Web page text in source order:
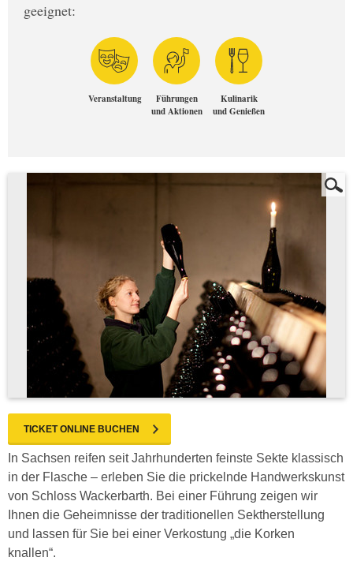
geeignet:
Veranstaltung
Führungen
und Aktionen
Kulinarik
und Genießen
TICKET ONLINE BUCHEN
In Sachsen reifen seit Jahrhunderten feinste Sekte klassisch
in der Flasche – erleben Sie die prickelnde Handwerkskunst
von Schloss Wackerbarth. Bei einer Führung zeigen wir
Ihnen die Geheimnisse der traditionellen Sektherstellung
und lassen für Sie bei einer Verkostung „die Korken
knallen“.